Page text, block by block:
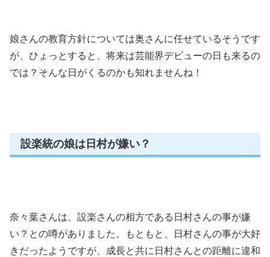
娘さんの教育方針については奥さんに任せているそうです
が、ひょっとすると、将来は芸能界デビューの日も来るの
では？そんな日がくるのかも知れませんね！
設楽統の娘は日村が嫌い？
奈々葉さんは、設楽さんの相方である日村さんの事が嫌
い？との噂がありました。もともと、日村さんの事が大好
きだったようですが、成長と共に日村さんとの距離に違和